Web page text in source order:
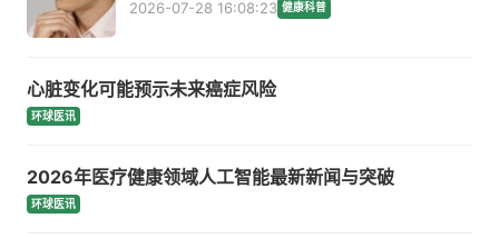
2026-07-28 16:08:23 健康科普
心脏变化可能预示未来癌症风险
环球医讯
2026年医疗健康领域人工智能最新新闻与突破
环球医讯